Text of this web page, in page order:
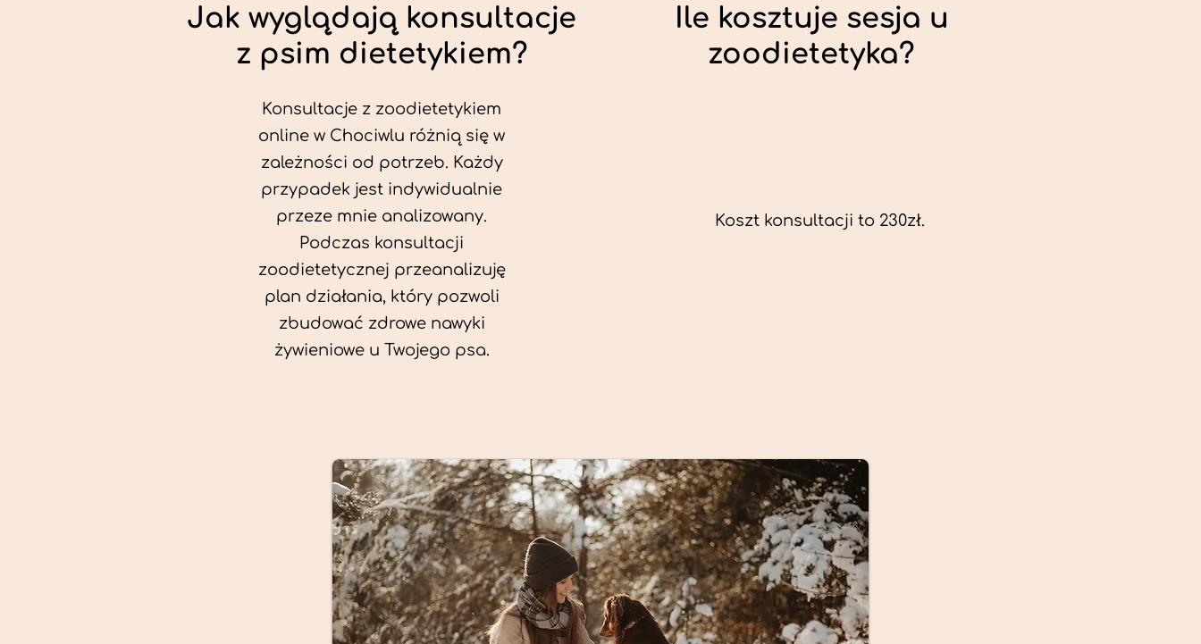
Jak wyglądają konsultacje
z psim dietetykiem?
Konsultacje z zoodietetykiem
online w Chociwlu różnią się w
zależności od potrzeb. Każdy
przypadek jest indywidualnie
przeze mnie analizowany.
Podczas konsultacji
zoodietetycznej przeanalizuję
plan działania, który pozwoli
zbudować zdrowe nawyki
żywieniowe u Twojego psa.
Ile kosztuje sesja u
zoodietetyka?
Koszt konsultacji to 230zł.